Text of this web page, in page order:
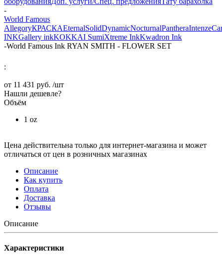
-
World Famous
AllegoryКРАСКАEternalSolidDynamicNocturnalPantheraIntenze
INKGallery inkKOKKAI SumiXtreme InkKwadron Ink
-World Famous Ink RYAN SMITH - FLOWER SET
:
от 11 431 руб. /шт
Нашли дешевле?
Объём
1 oz
Цена действительна только для интернет-магазина и может
отличаться от цен в розничных магазинах
Описание
Как купить
Оплата
Доставка
Отзывы
Описание
Характеристики